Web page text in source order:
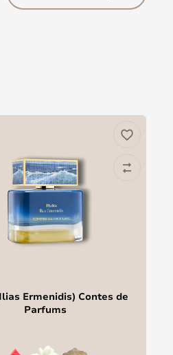
Ermenidis) Contes de
Parfums